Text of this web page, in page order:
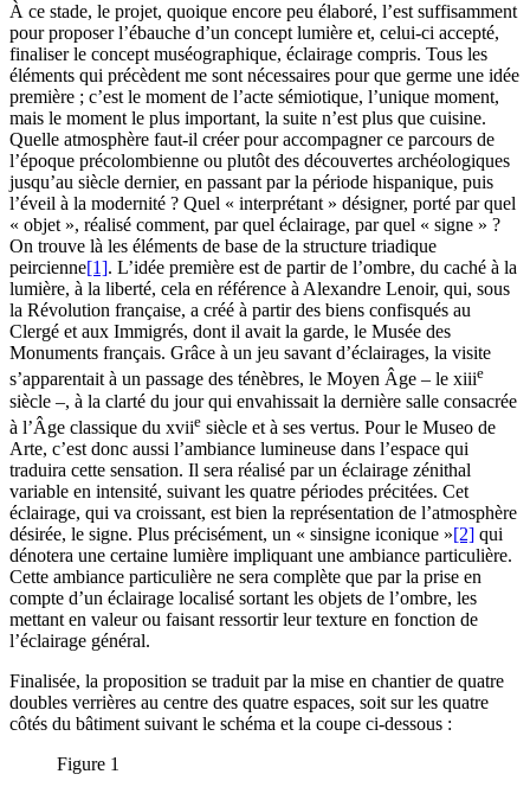
À ce stade, le projet, quoique encore peu élaboré, l’est suffisamment
pour proposer l’ébauche d’un concept lumière et, celui-ci accepté,
finaliser le concept muséographique, éclairage compris. Tous les
éléments qui précèdent me sont nécessaires pour que germe une idée
première ; c’est le moment de l’acte sémiotique, l’unique moment,
mais le moment le plus important, la suite n’est plus que cuisine.
Quelle atmosphère faut-il créer pour accompagner ce parcours de
l’époque précolombienne ou plutôt des découvertes archéologiques
jusqu’au siècle dernier, en passant par la période hispanique, puis
l’éveil à la modernité ? Quel « interprétant » désigner, porté par quel
« objet », réalisé comment, par quel éclairage, par quel « signe » ?
On trouve là les éléments de base de la structure triadique
peircienne[1]. L’idée première est de partir de l’ombre, du caché à la
lumière, à la liberté, cela en référence à Alexandre Lenoir, qui, sous
la Révolution française, a créé à partir des biens confisqués au
Clergé et aux Immigrés, dont il avait la garde, le Musée des
Monuments français. Grâce à un jeu savant d’éclairages, la visite
s’apparentait à un passage des ténèbres, le Moyen Âge – le xiiie
siècle –, à la clarté du jour qui envahissait la dernière salle consacrée
à l’Âge classique du xviie siècle et à ses vertus. Pour le Museo de
Arte, c’est donc aussi l’ambiance lumineuse dans l’espace qui
traduira cette sensation. Il sera réalisé par un éclairage zénithal
variable en intensité, suivant les quatre périodes précitées. Cet
éclairage, qui va croissant, est bien la représentation de l’atmosphère
désirée, le signe. Plus précisément, un « sinsigne iconique »[2] qui
dénotera une certaine lumière impliquant une ambiance particulière.
Cette ambiance particulière ne sera complète que par la prise en
compte d’un éclairage localisé sortant les objets de l’ombre, les
mettant en valeur ou faisant ressortir leur texture en fonction de
l’éclairage général.
Finalisée, la proposition se traduit par la mise en chantier de quatre
doubles verrières au centre des quatre espaces, soit sur les quatre
côtés du bâtiment suivant le schéma et la coupe ci-dessous :
Figure 1